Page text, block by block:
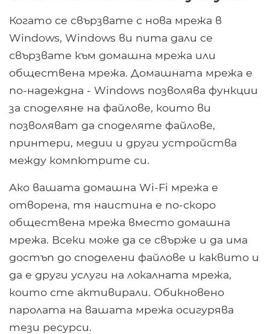
Когато се свързвате с нова мрежа в
Windows, Windows ви пита дали се
свързвате към домашна мрежа или
обществена мрежа. Домашната мрежа е
по-надеждна - Windows позволява функции
за споделяне на файлове, които ви
позволяват да споделяте файлове,
принтери, медии и други устройства
между компютрите си.
Ако вашата домашна Wi-Fi мрежа е
отворена, тя наистина е по-скоро
обществена мрежа вместо домашна
мрежа. Всеки може да се свърже и да има
достъп до споделени файлове и каквито и
да е други услуги на локалната мрежа,
които сте активирали. Обикновено
паролата на вашата мрежа осигурява
тези ресурси.